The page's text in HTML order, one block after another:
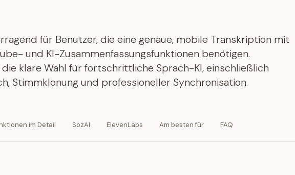
für Benutzer, die eine genaue, mobile Transkription mit
und KI-Zusammenfassungsfunktionen benötigen.
die klare Wahl für fortschrittliche Sprach-KI, einschließlich
Stimmklonung und professioneller Synchronisation.
im Detail SozAI ElevenLabs Am besten für FAQ